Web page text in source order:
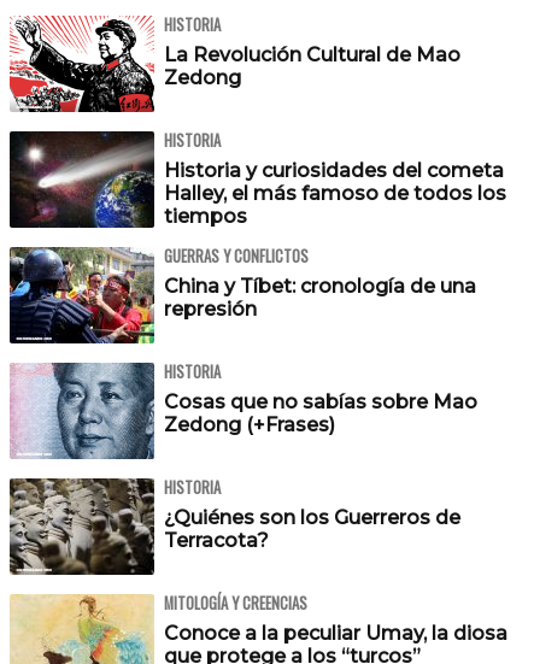
HISTORIA
La Revolución Cultural de Mao
Zedong
HISTORIA
Historia y curiosidades del cometa
Halley, el más famoso de todos los
tiempos
GUERRAS Y CONFLICTOS
China y Tíbet: cronología de una
represión
HISTORIA
Cosas que no sabías sobre Mao
Zedong (+Frases)
HISTORIA
¿Quiénes son los Guerreros de
Terracota?
MITOLOGÍA Y CREENCIAS
Conoce a la peculiar Umay, la diosa
que protege a los “turcos”